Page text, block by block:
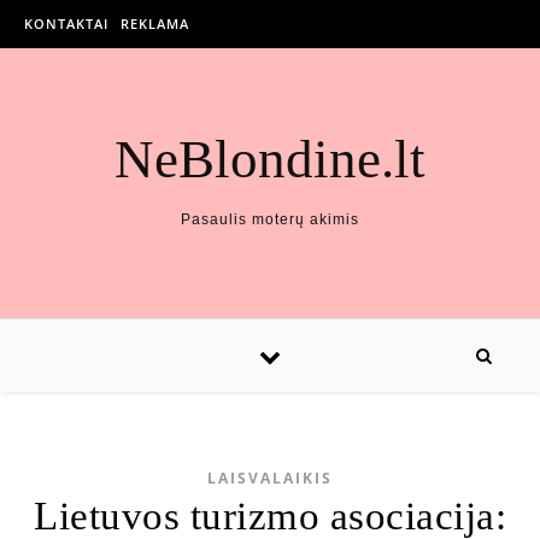
KONTAKTAI REKLAMA
NeBlondine.lt
Pasaulis moterų akimis
LAISVALAIKIS
Lietuvos turizmo asociacija: